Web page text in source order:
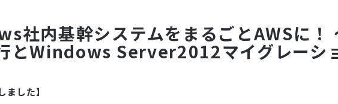
社内基幹システムをまるごとAWSに！
とWindows Server2012マイグレーシ
ました】